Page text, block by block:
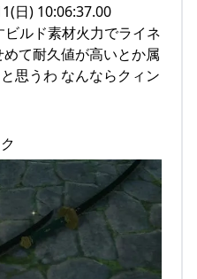
日) 10:06:37.00
ルド素材火力でライネ
て耐久値が高いとか属
思うわ なんならクィン